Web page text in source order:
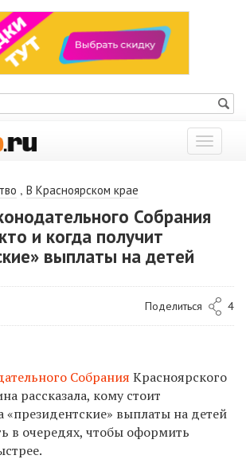
Показать
меню
, В Красноярском крае
Собрания
и когда получит
выплаты на детей
Поделиться 4
Собрания Красноярского
рассказала, кому стоит
«президентские» выплаты на детей
в очередях, чтобы оформить